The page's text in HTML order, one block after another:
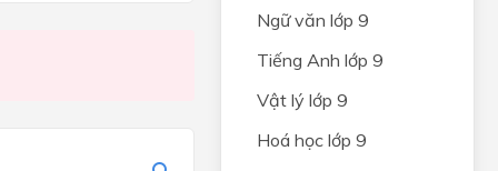
Ngữ văn lớp 9
Tiếng Anh lớp 9
Vật lý lớp 9
Hoá học lớp 9